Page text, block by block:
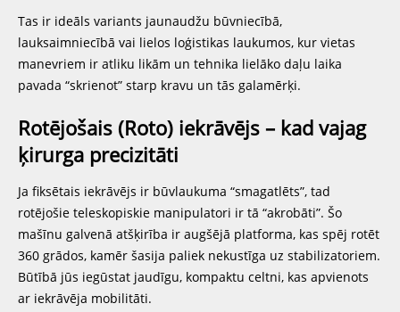
Tas ir ideāls variants jaunaudžu būvniecībā,
lauksaimniecībā vai lielos loģistikas laukumos, kur vietas
manevriem ir atliku likām un tehnika lielāko daļu laika
pavada “skrienot” starp kravu un tās galamērķi.
Rotējošais (Roto) iekrāvējs – kad vajag
ķirurga precizitāti
Ja fiksētais iekrāvējs ir būvlaukuma “smagatlēts”, tad
rotējošie teleskopiskie manipulatori ir tā “akrobāti”. Šo
mašīnu galvenā atšķirība ir augšējā platforma, kas spēj rotēt
360 grādos, kamēr šasija paliek nekustīga uz stabilizatoriem.
Būtībā jūs iegūstat jaudīgu, kompaktu celtni, kas apvienots
ar iekrāvēja mobilitāti.